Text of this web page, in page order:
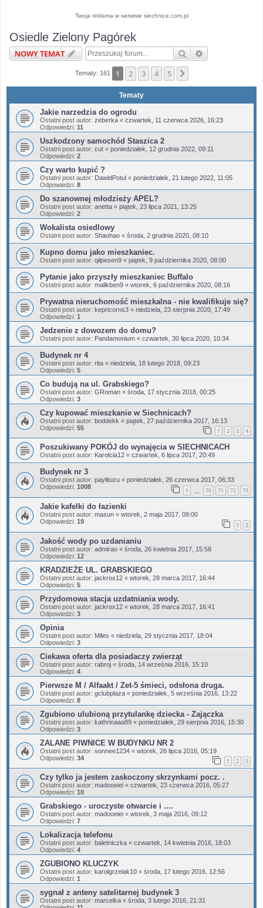
Twoja reklama w serwisie siechnice.com.pl
Osiedle Zielony Pagórek
NOWY TEMAT Szukaj
Tematy: 161 1 2 3 4 5
Tematy
Jakie narzedzia do ogrodu
Ostatni post autor: zeberka « czwartek, 11 czerwca 2026, 16:23
Odpowiedzi: 11
Uszkodzony samochód Staszica 2
Ostatni post autor: cut « poniedziałek, 12 grudnia 2022, 09:11
Odpowiedzi: 2
Czy warto kupić ?
Ostatni post autor: DawidPotul « poniedziałek, 21 lutego 2022, 11:05
Odpowiedzi: 8
Do szanownej młodzieży APEL?
Ostatni post autor: anetta « piątek, 23 lipca 2021, 13:25
Odpowiedzi: 2
Wokalista osiedlowy
Ostatni post autor: Shaohao « środa, 2 grudnia 2020, 08:10
Kupno domu jako mieszkaniec.
Ostatni post autor: qilpesen9 « piątek, 9 października 2020, 08:00
Pytanie jako przyszły mieszkaniec Buffalo
Ostatni post autor: malikben9 « wtorek, 6 października 2020, 08:16
Prywatna nieruchomość mieszkalna - nie kwalifikuje się?
Ostatni post autor: kepricorns3 « niedziela, 23 sierpnia 2020, 17:49
Odpowiedzi: 1
Jedzenie z dowozem do domu?
Ostatni post autor: Pandamonium « czwartek, 30 lipca 2020, 10:34
Budynek nr 4
Ostatni post autor: rita « niedziela, 18 lutego 2018, 09:23
Odpowiedzi: 5
Co budują na ul. Grabskiego?
Ostatni post autor: GRoman « środa, 17 stycznia 2018, 00:25
Odpowiedzi: 3
Czy kupować mieszkanie w Siechnicach?
Ostatni post autor: boddekk « piątek, 27 października 2017, 16:13
Odpowiedzi: 55 1 2 3 4
Poszukiwany POKÓJ do wynajęcia w SIECHNICACH
Ostatni post autor: Karolcia12 « czwartek, 6 lipca 2017, 20:49
Budynek nr 3
Ostatni post autor: paylituzu « poniedziałek, 26 czerwca 2017, 06:33
Odpowiedzi: 1008 1 70 71 72 73
Jakie kafelki do łazienki
Ostatni post autor: masun « wtorek, 2 maja 2017, 09:00
Odpowiedzi: 19 1 2
Jakość wody po uzdanianiu
Ostatni post autor: admirao « środa, 26 kwietnia 2017, 15:58
Odpowiedzi: 12
KRADZIEŻE UL. GRABSKIEGO
Ostatni post autor: jackrox12 « wtorek, 28 marca 2017, 16:44
Odpowiedzi: 5
Przydomowa stacja uzdatniania wody.
Ostatni post autor: jackrox12 « wtorek, 28 marca 2017, 16:41
Odpowiedzi: 3
Opinia
Ostatni post autor: Miles « niedziela, 29 stycznia 2017, 18:04
Odpowiedzi: 3
Ciekawa oferta dla posiadaczy zwierząt
Ostatni post autor: rabroj « środa, 14 września 2016, 15:10
Odpowiedzi: 4
Pierwsze M / Alfaakt / Zet-5 śmieci, odsłona druga.
Ostatni post autor: gclubplaza « poniedziałek, 5 września 2016, 13:22
Odpowiedzi: 8
Zgubiono ulubioną przytulankę dziecka - Zajączka
Ostatni post autor: kathrinaaa89 « poniedziałek, 29 sierpnia 2016, 15:30
Odpowiedzi: 3
ZALANE PIWNICE W BUDYNKU NR 2
Ostatni post autor: sonnee1234 « wtorek, 26 lipca 2016, 05:19
Odpowiedzi: 34 1 2 3
Czy tylko ja jestem zaskoczony skrzynkami pocz. .
Ostatni post autor: madooeiei « czwartek, 23 czerwca 2016, 05:27
Odpowiedzi: 10
Grabskiego - uroczyste otwarcie i ....
Ostatni post autor: madooeiei « wtorek, 3 maja 2016, 09:12
Odpowiedzi: 7
Lokalizacja telefonu
Ostatni post autor: baletniczka « czwartek, 14 kwietnia 2016, 18:03
Odpowiedzi: 4
ZGUBIONO KLUCZYK
Ostatni post autor: karolgrzelak10 « środa, 17 lutego 2016, 12:56
Odpowiedzi: 1
sygnał z anteny satelitarnej budynek 3
Ostatni post autor: marcelka « środa, 3 lutego 2016, 21:31